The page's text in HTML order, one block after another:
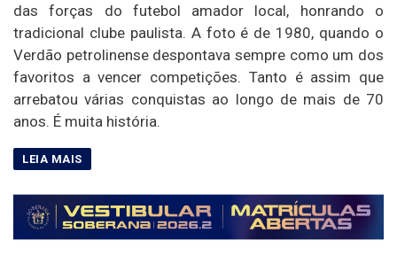
das forças do futebol amador local, honrando o
tradicional clube paulista. A foto é de 1980, quando o
Verdão petrolinense despontava sempre como um dos
favoritos a vencer competições. Tanto é assim que
arrebatou várias conquistas ao longo de mais de 70
anos. É muita história.